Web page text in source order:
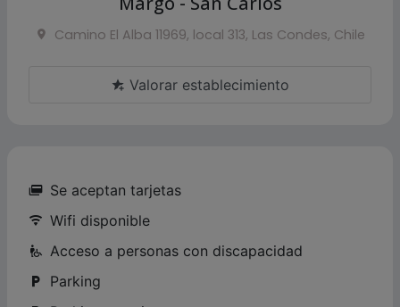
Camino El Alba 11969, local 313, Las Condes, Chile
Valorar establecimiento
Se aceptan tarjetas
Wifi disponible
Acceso a personas con discapacidad
Parking